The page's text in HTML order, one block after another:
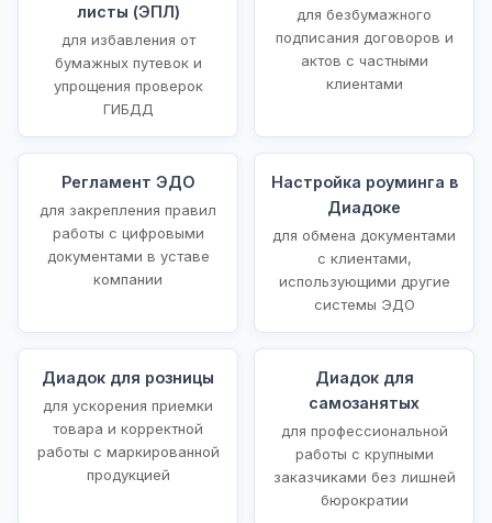
листы (ЭПЛ)
для избавления от
бумажных путевок и
упрощения проверок
ГИБДД
для безбумажного
подписания договоров и
актов с частными
клиентами
Регламент ЭДО
для закрепления правил
работы с цифровыми
документами в уставе
компании
Настройка роуминга в
Диадоке
для обмена документами
с клиентами,
использующими другие
системы ЭДО
Диадок для розницы
для ускорения приемки
товара и корректной
работы с маркированной
продукцией
Диадок для
самозанятых
для профессиональной
работы с крупными
заказчиками без лишней
бюрократии